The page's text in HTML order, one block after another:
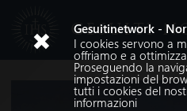
GESUITI
Lingue
Gesuitinetwork -
I cookies servono a
offriamo e a
Proseguendo la
impostazioni del
tutti i cookies del
informazioni